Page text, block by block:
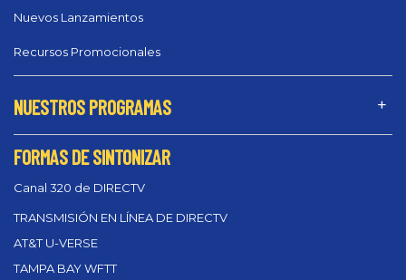
Nuevos Lanzamientos
Recursos Promocionales
NUESTROS PROGRAMAS
FORMAS DE SINTONIZAR
Canal 320 de DIRECTV
TRANSMISIÓN EN LÍNEA DE DIRECTV
AT&T U-VERSE
TAMPA BAY WFTT